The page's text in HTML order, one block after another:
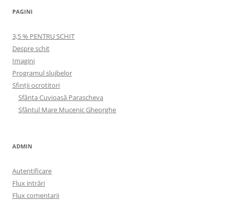
PAGINI
3,5 % PENTRU SCHIT
Despre schit
Imagini
Programul slujbelor
Sfinţii ocrotitori
Sfânta Cuvioasă Parascheva
Sfântul Mare Mucenic Gheorghe
ADMIN
Autentificare
Flux intrări
Flux comentarii